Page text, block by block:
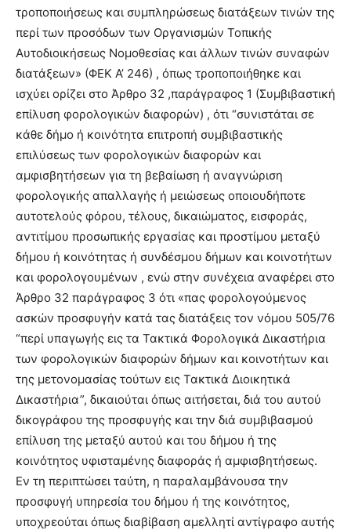
τροποποιήσεως και συμπληρώσεως διατάξεων τινών της
περί των προσόδων των Οργανισμών Τοπικής
Αυτοδιοικήσεως Νομοθεσίας και άλλων τινών συναφών
διατάξεων» (ΦΕΚ Α’ 246) , όπως τροποποιήθηκε και
ισχύει ορίζει στο Άρθρο 32 ,παράγραφος 1 (Συμβιβαστική
επίλυση φορολογικών διαφορών) , ότι “συνιστάται σε
κάθε δήμο ή κοινότητα επιτροπή συμβιβαστικής
επιλύσεως των φορολογικών διαφορών και
αμφισβητήσεων για τη βεβαίωση ή αναγνώριση
φορολογικής απαλλαγής ή μειώσεως οποιουδήποτε
αυτοτελούς φόρου, τέλους, δικαιώματος, εισφοράς,
αντιτίμου προσωπικής εργασίας και προστίμου μεταξύ
δήμου ή κοινότητας ή συνδέσμου δήμων και κοινοτήτων
και φορολoγουμένων , ενώ στην συνέχεια αναφέρει στο
Άρθρο 32 παράγραφος 3 ότι «πας φορολογούμενος
ασκών προσφυγήν κατά τας διατάξεις τον νόμου 505/76
“περί υπαγωγής εις τα Τακτικά Φορολογικά Δικαστήρια
των φορολογικών διαφορών δήμων και κοινοτήτων και
της μετονομασίας τούτων εις Τακτικά Διοικητικά
Δικαστήρια”, δικαιούται όπως αιτήσεται, διά του αυτού
δικογράφου της προσφυγής και την διά συμβιβασμού
επίλυση της μεταξύ αυτού και του δήμου ή της
κοινότητος υφισταμένης διαφοράς ή αμφισβητήσεως.
Εν τη περιπτώσει ταύτη, η παραλαμβάνουσα την
προσφυγή υπηρεσία του δήμου ή της κοινότητος,
υποχρεούται όπως διαβίβαση αμελλητί αντίγραφο αυτής